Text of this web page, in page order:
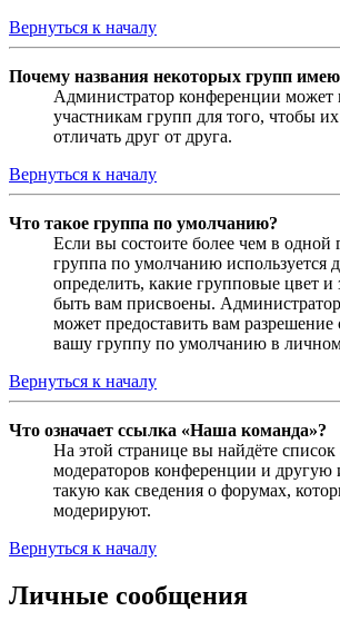
Вернуться к началу
Почему названия некоторых групп
Администратор конференции может
участникам групп для того, чтобы
отличать друг от друга.
Вернуться к началу
Что такое группа по умолчанию?
Если вы состоите более чем в одной
группа по умолчанию используется
определить, какие групповые цвет
быть вам присвоены.
может предоставить вам разрешение
вашу группу по умолчанию в личном
Вернуться к началу
Что означает ссылка «Наша команда»?
На этой странице вы найдёте
модераторов конференции и
такую как сведения о форумах,
модерируют.
Вернуться к началу
Личные сообщения